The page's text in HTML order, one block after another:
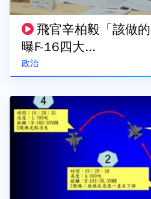
政治
飛官辛柏毅「該做
曝F-16四大...